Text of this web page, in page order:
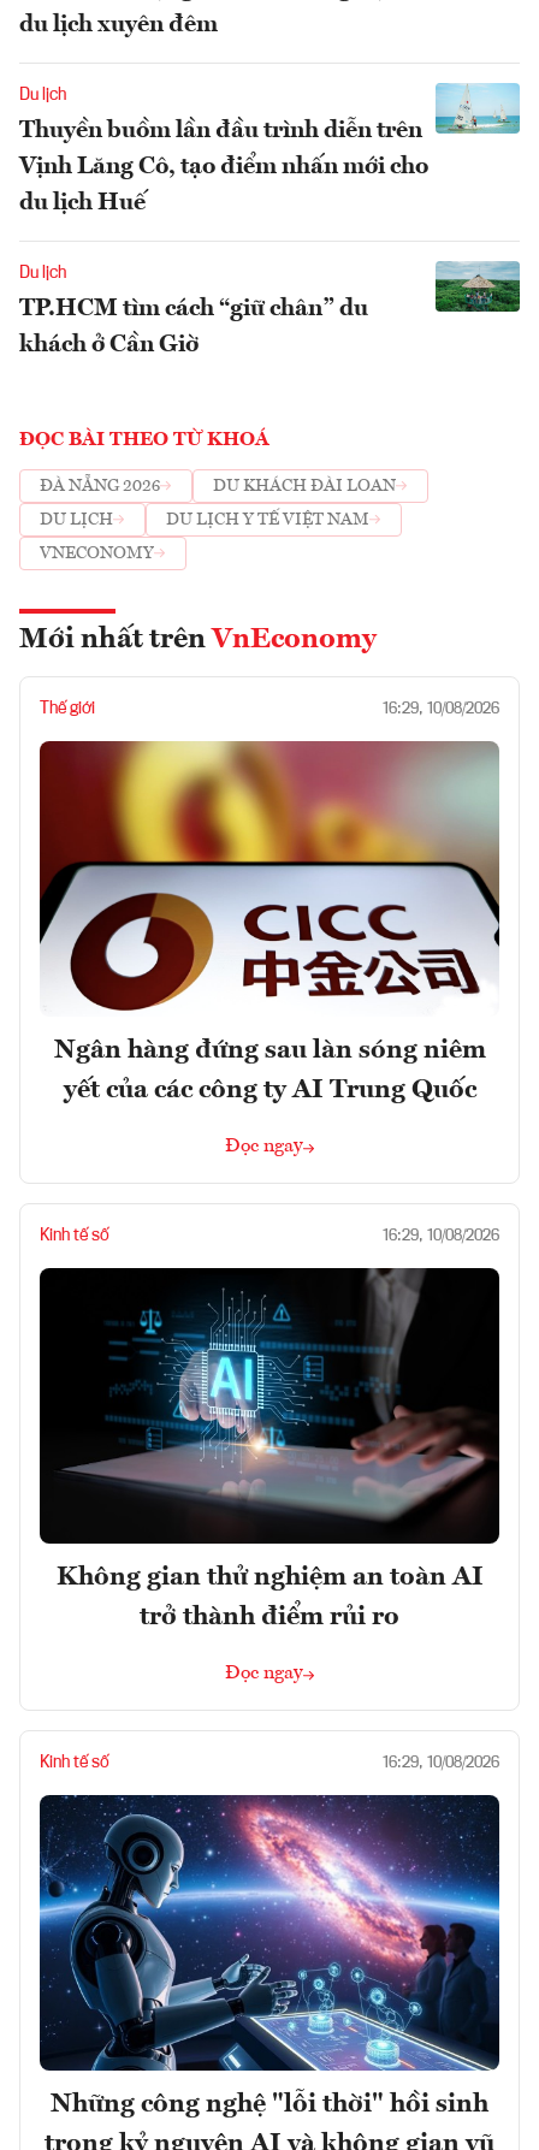
du lịch xuyên đêm
Du lịch
Thuyền buồm lần đầu trình diễn trên
Vịnh Lăng Cô, tạo điểm nhấn mới cho
du lịch Huế
Du lịch
TP.HCM tìm cách “giữ chân” du
khách ở Cần Giờ
ĐỌC BÀI THEO TỪ KHOÁ
ĐÀ NẴNG 2026
DU KHÁCH ĐÀI LOAN
DU LỊCH
DU LỊCH Y TẾ VIỆT NAM
VNECONOMY
Mới nhất trên VnEconomy
Thế giới 16:29, 10/08/2026
Ngân hàng đứng sau làn sóng niêm
yết của các công ty AI Trung Quốc
Đọc ngay
Kinh tế số 16:29, 10/08/2026
Không gian thử nghiệm an toàn AI
trở thành điểm rủi ro
Đọc ngay
Kinh tế số 16:29, 10/08/2026
Những công nghệ "lỗi thời" hồi sinh
trong kỷ nguyên AI và không gian vũ